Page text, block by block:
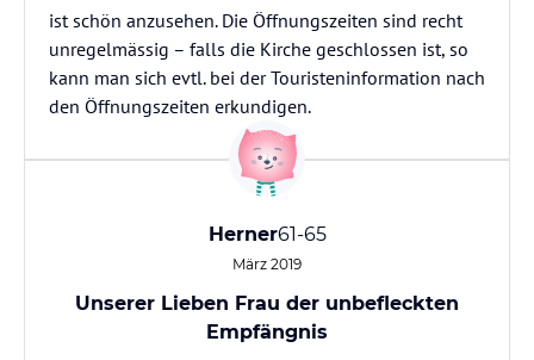
ist schön anzusehen. Die Öffnungszeiten sind recht
unregelmässig – falls die Kirche geschlossen ist, so
kann man sich evtl. bei der Touristeninformation nach
den Öffnungszeiten erkundigen.
Herner61-65
März 2019
Unserer Lieben Frau der unbefleckten
Empfängnis